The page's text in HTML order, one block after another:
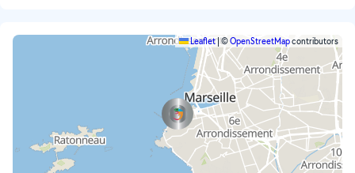
Leaflet|©OpenStreetMapcontributors